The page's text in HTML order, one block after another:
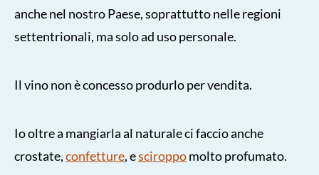
anche nel nostro Paese, soprattutto nelle regioni
settentrionali, ma solo ad uso personale.
Il vino non è concesso produrlo per vendita.
Io oltre a mangiarla al naturale ci faccio anche
crostate,confetture, esciroppomolto profumato.